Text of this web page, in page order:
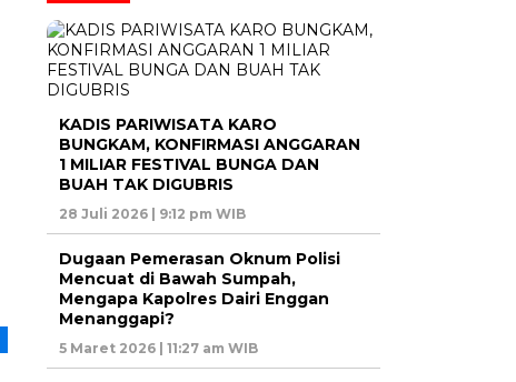
KADIS PARIWISATA KARO
BUNGKAM, KONFIRMASI ANGGARAN
1 MILIAR FESTIVAL BUNGA DAN
BUAH TAK DIGUBRIS
28 Juli 2026 | 9:12 pm WIB
Dugaan Pemerasan Oknum Polisi
Mencuat di Bawah Sumpah,
Mengapa Kapolres Dairi Enggan
Menanggapi?
5 Maret 2026 | 11:27 am WIB